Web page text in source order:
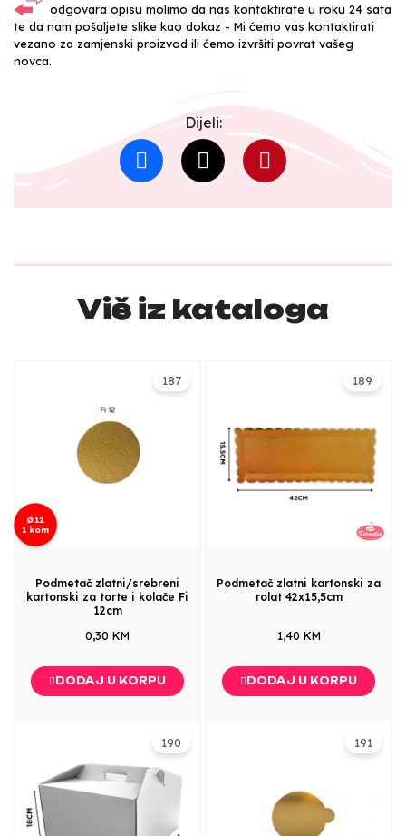
odgovara opisu molimo da nas kontaktirate u roku 24 sata
te da nam pošaljete slike kao dokaz - Mi ćemo vas kontaktirati
vezano za zamjenski proizvod ili ćemo izvršiti povrat vašeg
novca.
Dijeli:
Više iz kataloga
187
Ø12
1 kom
Podmetač zlatni/srebreni
kartonski za torte i kolače Fi
12cm
0,30 KM
DODAJ U KORPU
189
Podmetač zlatni kartonski za
rolat 42x15,5cm
1,40 KM
DODAJ U KORPU
190 191